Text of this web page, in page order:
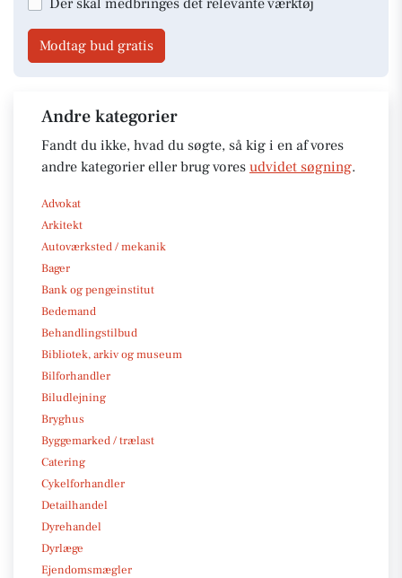
Modtag bud gratis
Andre kategorier
Fandt du ikke, hvad du søgte, så kig i en af vores
andre kategorier eller brug vores udvidet søgning.
Advokat
Arkitekt
Autoværksted / mekanik
Bager
Bank og pengeinstitut
Bedemand
Behandlingstilbud
Bibliotek, arkiv og museum
Bilforhandler
Biludlejning
Bryghus
Byggemarked / trælast
Catering
Cykelforhandler
Detailhandel
Dyrehandel
Dyrlæge
Ejendomsmægler